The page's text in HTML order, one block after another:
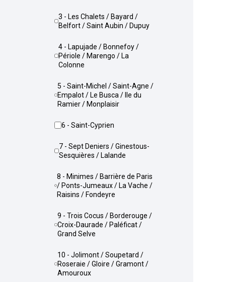
3 - Les Chalets / Bayard /
Belfort / Saint Aubin / Dupuy
4 - Lapujade / Bonnefoy /
Périole / Marengo / La
Colonne
5 - Saint-Michel / Saint-Agne /
Empalot / Le Busca / Ile du
Ramier / Monplaisir
6 - Saint-Cyprien
7 - Sept Deniers / Ginestous-
Sesquières / Lalande
8 - Minimes / Barrière de Paris
/ Ponts-Jumeaux / La Vache /
Raisins / Fondeyre
9 - Trois Cocus / Borderouge /
Croix-Daurade / Paléficat /
Grand Selve
10 - Jolimont / Soupetard /
Roseraie / Gloire / Gramont /
Amouroux